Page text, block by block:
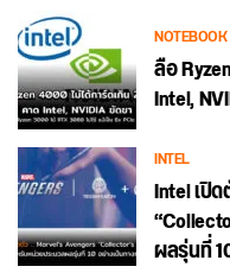
ลือ
Intel,
INTEL
Intel เปิ
ผลรุ่นที่